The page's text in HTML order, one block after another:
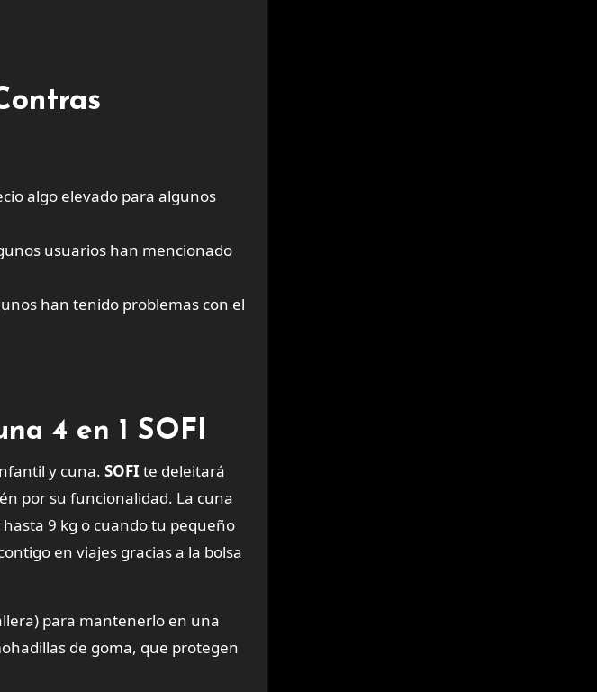
algo elevado para algunos
usuarios han mencionado
han tenido problemas con el
4 en 1 SOFI
y cuna. SOFI te deleitará
por su funcionalidad. La cuna
9 kg o cuando tu pequeño
en viajes gracias a la bolsa
para mantenerlo en una
de goma, que protegen